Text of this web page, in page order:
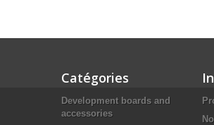
Catégories
Development boards and
accessories